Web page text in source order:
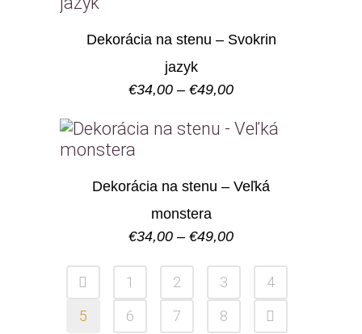
Dekorácia na stenu – Svokrin
jazyk
€34,00 – €49,00Price
€34,00
Dekorácia na stenu – Veľká
monstera
€34,00 – €49,00Price
€34,00
through
€49,00
1 2 3
4
5
6 7 8